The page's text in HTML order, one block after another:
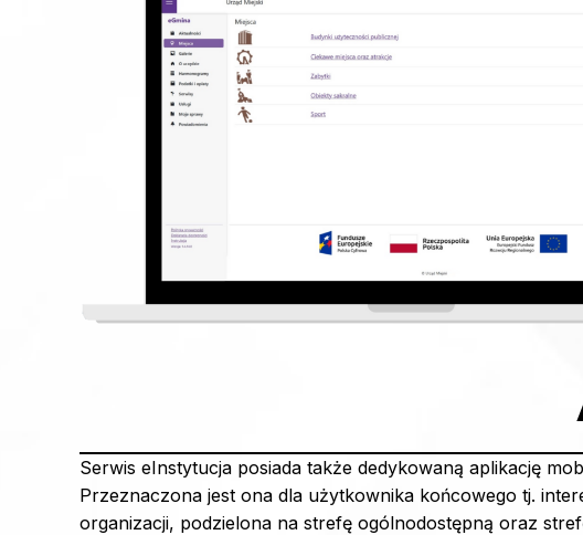
Serwis eInstytucja posiada także dedykowaną aplikację
Przeznaczona jest ona dla użytkownika końcowego tj.
organizacji, podzielona na strefę ogólnodostępną oraz